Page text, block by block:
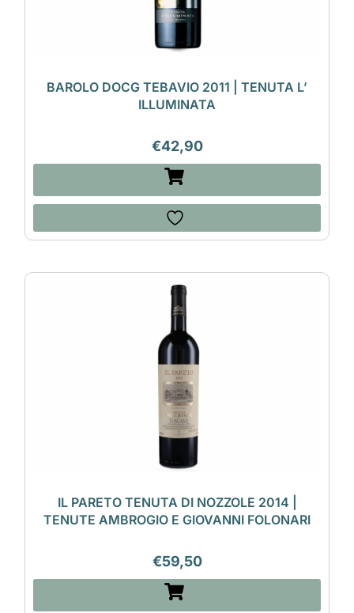
BAROLO DOCG TEBAVIO 2011 | TENUTA L’
ILLUMINATA
€42,90
IL PARETO TENUTA DI NOZZOLE 2014 |
TENUTE AMBROGIO E GIOVANNI FOLONARI
€59,50